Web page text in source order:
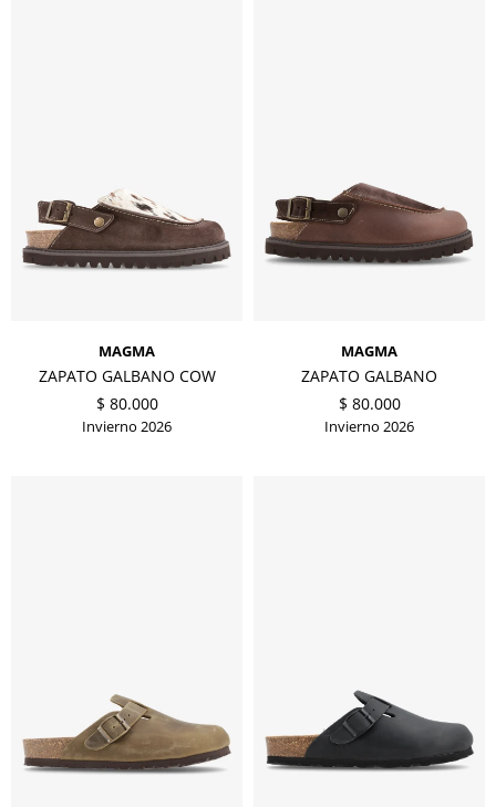
MAGMA
ZAPATO GALBANO COW
$ 80.000
Invierno 2026
MAGMA
ZAPATO GALBANO
$ 80.000
Invierno 2026